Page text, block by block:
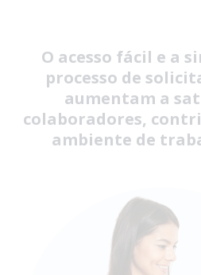
O acesso fácil e a
processo de
aumentam a
colaboradores,
ambiente de